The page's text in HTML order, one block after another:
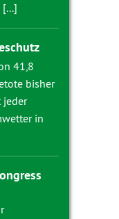
41,8
bisher
jeder
in